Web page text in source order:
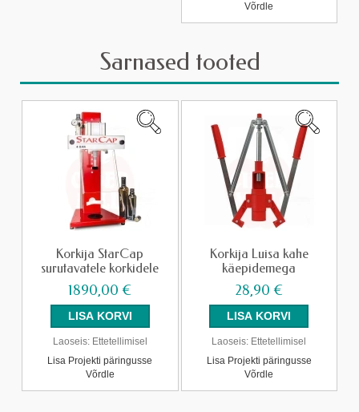
Võrdle
Sarnased tooted
Korkija StarCap
surutavatele korkidele
1890,00 €
Laoseis: Ettetellimisel
Lisa Projekti päringusse
Võrdle
Korkija Luisa kahe
käepidemega
28,90 €
Laoseis: Ettetellimisel
Lisa Projekti päringusse
Võrdle